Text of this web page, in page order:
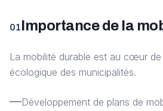
01Importance de la
La mobilité durable est au cœur de
écologique des municipalités.
Développement de plans de